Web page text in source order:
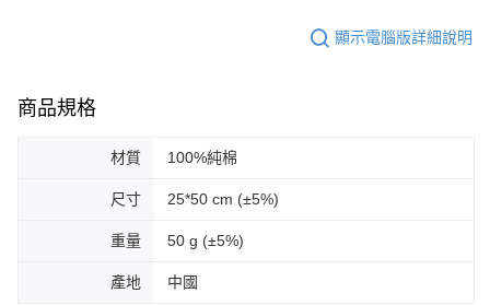
顯示電腦版詳細說明
商品規格
材質 100%純棉
尺寸 25*50 cm (±5%)
重量 50 g (±5%)
產地 中國